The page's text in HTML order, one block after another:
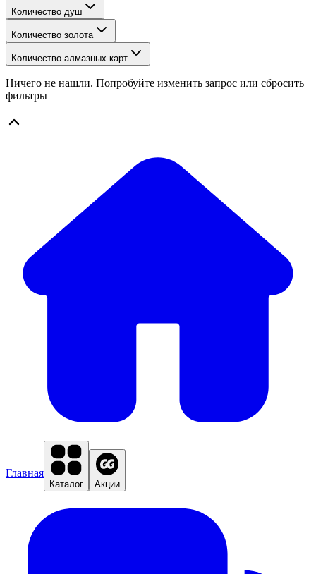
Количество душ
Количество золота
Количество алмазных карт
Ничего не нашли. Попробуйте изменить запрос или сбросить
фильтры
Главная
Каталог Акции